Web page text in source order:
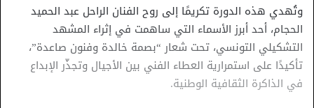
وتُهدي هذه الدورة تكريمًا إلى روح الفنان الراحل عبد الحميد
الحجام، أحد أبرز الأسماء التي ساهمت في إثراء المشهد
التشكيلي التونسي، تحت شعار “بصمة خالدة وفنون صاعدة”،
تأكيدًا على استمرارية العطاء الفني بين الأجيال وتجذّر الإبداع
في الذاكرة الثقافية الوطنية.